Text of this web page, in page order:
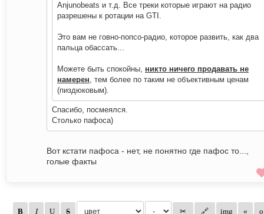
Anjunobeats и т.д. Все треки которые играют на радио
разрешены к ротации на GTI.
Это вам не говно-попсо-радио, которое развить, как два
пальца обассать...
Можете быть спокойны, никто ничего продавать не
намерен, тем более по таким не объективным ценам
(пиздюковым).
Спасибо, посмеялся.
Столько пафоса)
Вот кстати пафоса - нет, не понятно где пафос то...,
голые факты